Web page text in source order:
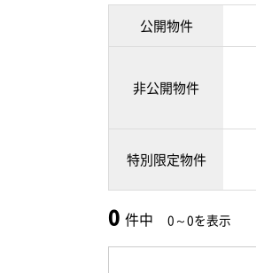
公開物件
非公開物件
特別限定物件
0 件中 0～0を表示